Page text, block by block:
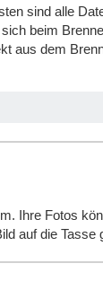
sind alle
beim
aus dem
Ihre Fotos
auf die Tasse